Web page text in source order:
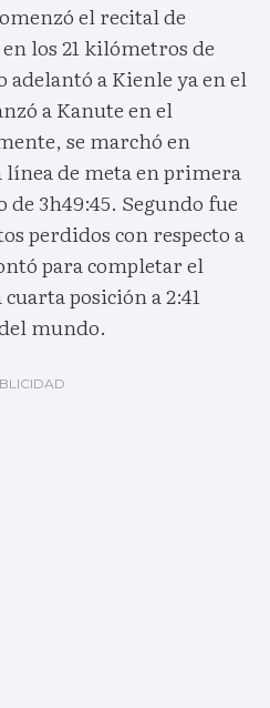
el recital de
los 21 kilómetros de
adelantó a Kienle ya en el
a Kanute en el
se marchó en
de meta en primera
3h49:45. Segundo fue
perdidos con respecto a
para completar el
posición a 2:41
mundo.